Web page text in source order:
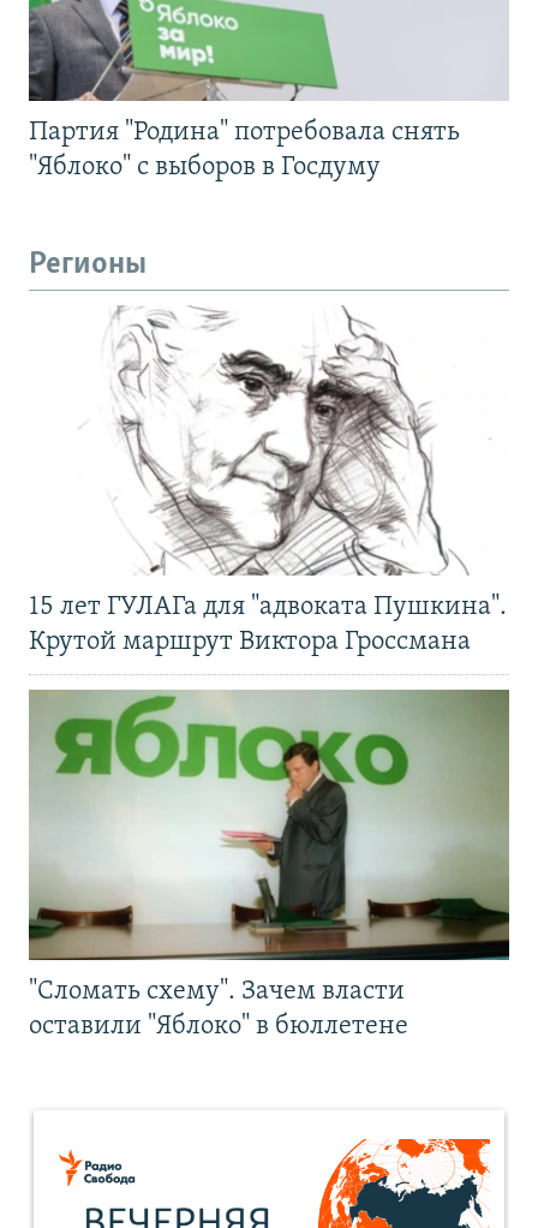
Партия "Родина" потребовала снять
"Яблоко" с выборов в Госдуму
Регионы
15 лет ГУЛАГа для "адвоката Пушкина".
Крутой маршрут Виктора Гроссмана
"Сломать схему". Зачем власти
оставили "Яблоко" в бюллетене